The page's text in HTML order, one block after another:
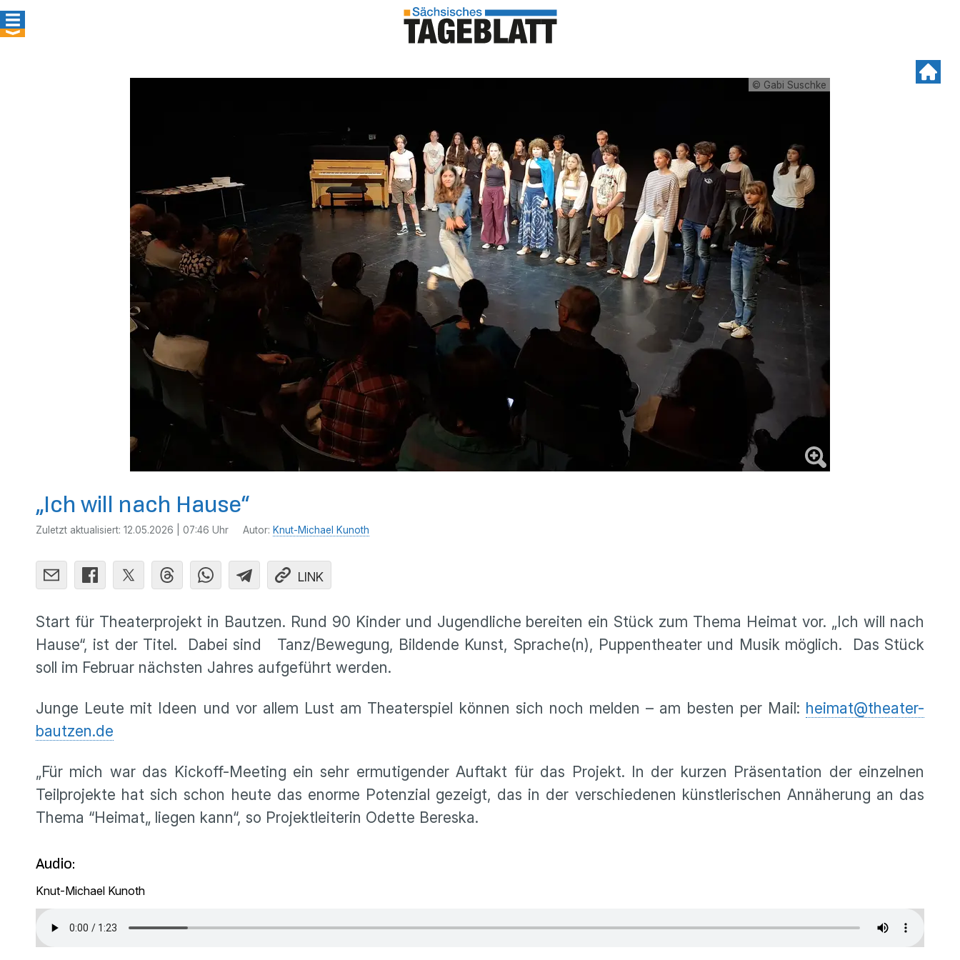
© Gabi Suschke
„Ich will nach Hause“
Zuletzt aktualisiert: 12.05.2026 | 07:46 Uhr Autor: Knut-Michael Kunoth
LINK
Start für Theaterprojekt in Bautzen. Rund 90 Kinder und Jugendliche bereiten ein Stück zum Thema Heimat vor. „Ich will nach
Hause“, ist der Titel. Dabei sind Tanz/Bewegung, Bildende Kunst, Sprache(n), Puppentheater und Musik möglich. Das Stück
soll im Februar nächsten Jahres aufgeführt werden.
Junge Leute mit Ideen und vor allem Lust am Theaterspiel können sich noch melden – am besten per Mail: heimat@theater-
bautzen.de
„Für mich war das Kickoff-Meeting ein sehr ermutigender Auftakt für das Projekt. In der kurzen Präsentation der einzelnen
Teilprojekte hat sich schon heute das enorme Potenzial gezeigt, das in der verschiedenen künstlerischen Annäherung an das
Thema “Heimat„ liegen kann“, so Projektleiterin Odette Bereska.
Audio:
Knut-Michael Kunoth